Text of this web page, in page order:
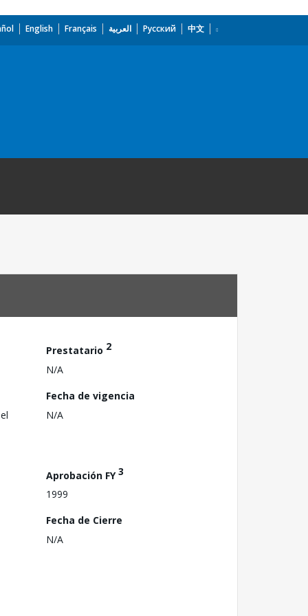
English Français العربية Русский 中文
Prestatario 2
N/A
Fecha de vigencia
N/A
Aprobación FY3
1999
Fecha de Cierre
N/A